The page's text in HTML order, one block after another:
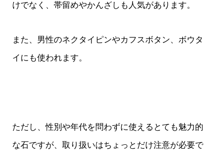
けでなく、帯留めやかんざしも人気があります。
また、男性のネクタイピンやカフスボタン、ボウタ
イにも使われます。
ただし、性別や年代を問わずに使えるとても魅力的
な石ですが、取り扱いはちょっとだけ注意が必要で